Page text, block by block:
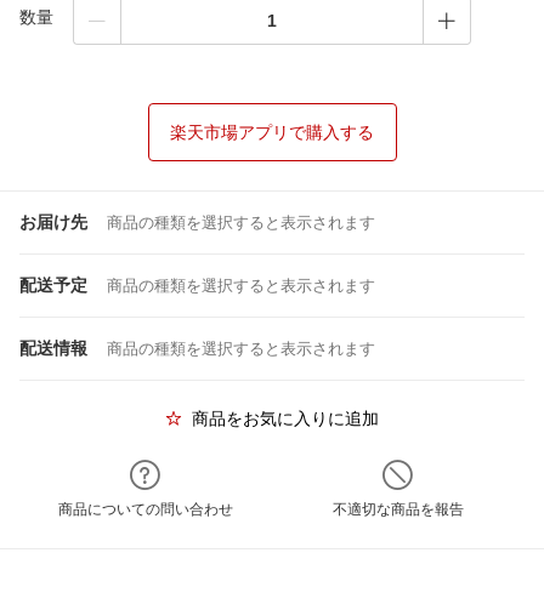
数量
楽天市場アプリで購入する
お届け先 商品の種類を選択すると表示されます
配送予定 商品の種類を選択すると表示されます
配送情報 商品の種類を選択すると表示されます
商品をお気に入りに追加
商品についての問い合わせ 不適切な商品を報告